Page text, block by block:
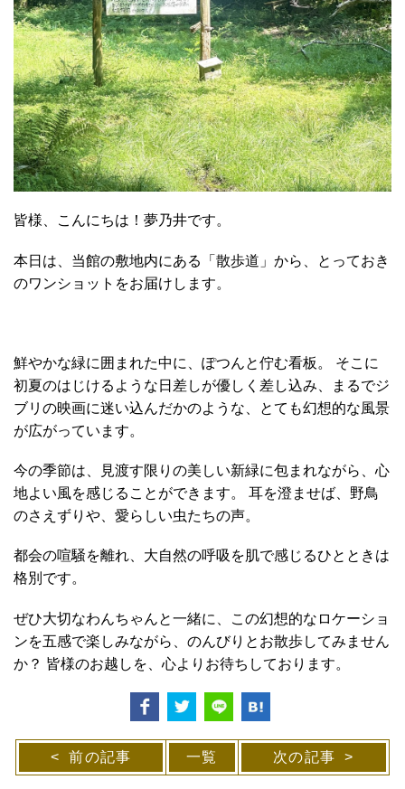
皆様、こんにちは！夢乃井です。
本日は、当館の敷地内にある「散歩道」から、とっておき
のワンショットをお届けします。
鮮やかな緑に囲まれた中に、ぽつんと佇む看板。 そこに
初夏のはじけるような日差しが優しく差し込み、まるでジ
ブリの映画に迷い込んだかのような、とても幻想的な風景
が広がっています。
今の季節は、見渡す限りの美しい新緑に包まれながら、心
地よい風を感じることができます。 耳を澄ませば、野鳥
のさえずりや、愛らしい虫たちの声。
都会の喧騒を離れ、大自然の呼吸を肌で感じるひとときは
格別です。
ぜひ大切なわんちゃんと一緒に、この幻想的なロケーショ
ンを五感で楽しみながら、のんびりとお散歩してみません
か？ 皆様のお越しを、心よりお待ちしております。
前の記事 一覧 次の記事